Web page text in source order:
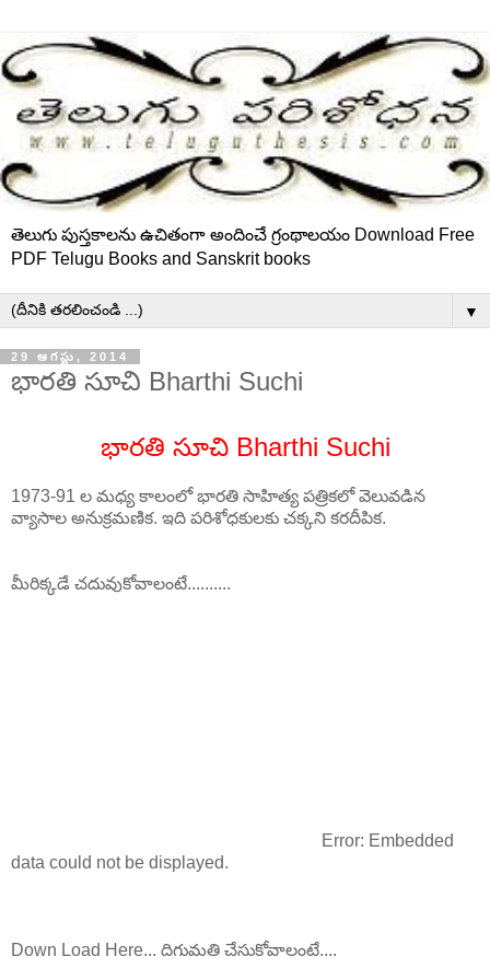
తెలుగు పుస్తకాలను ఉచితంగా అందించే గ్రంథాలయం Download Free
PDF Telugu Books and Sanskrit books
▼
29 ఆగస్టు, 2014
భారతి సూచి Bharthi Suchi
భారతి సూచి Bharthi Suchi
1973-91 ల మధ్య కాలంలో భారతి సాహిత్య పత్రికలో వెలువడిన
వ్యాసాల అనుక్రమణిక. ఇది పరిశోధకులకు చక్కని కరదీపిక.
మీరిక్కడే చదువుకోవాలంటే..........
Error: Embedded
data could not be displayed.
Down Load Here... దిగుమతి చేసుకోవాలంటే....